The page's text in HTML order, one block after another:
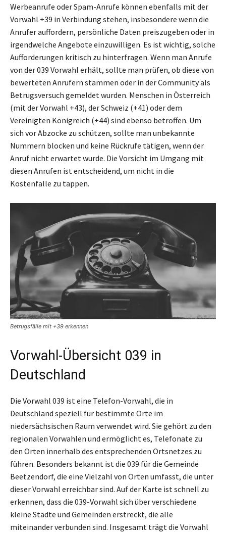
Werbeanrufe oder Spam-Anrufe können ebenfalls mit der
Vorwahl +39 in Verbindung stehen, insbesondere wenn die
Anrufer auffordern, persönliche Daten preiszugeben oder in
irgendwelche Angebote einzuwilligen. Es ist wichtig, solche
Aufforderungen kritisch zu hinterfragen. Wenn man Anrufe
von der 039 Vorwahl erhält, sollte man prüfen, ob diese von
bewerteten Anrufern stammen oder in der Community als
Betrugsversuch gemeldet wurden. Menschen in Österreich
(mit der Vorwahl +43), der Schweiz (+41) oder dem
Vereinigten Königreich (+44) sind ebenso betroffen. Um
sich vor Abzocke zu schützen, sollte man unbekannte
Nummern blocken und keine Rückrufe tätigen, wenn der
Anruf nicht erwartet wurde. Die Vorsicht im Umgang mit
diesen Anrufen ist entscheidend, um nicht in die
Kostenfalle zu tappen.
Betrugsfälle mit +39 erkennen
Vorwahl-Übersicht 039 in
Deutschland
Die Vorwahl 039 ist eine Telefon-Vorwahl, die in
Deutschland speziell für bestimmte Orte im
niedersächsischen Raum verwendet wird. Sie gehört zu den
regionalen Vorwahlen und ermöglicht es, Telefonate zu
den Orten innerhalb des entsprechenden Ortsnetzes zu
führen. Besonders bekannt ist die 039 für die Gemeinde
Beetzendorf, die eine Vielzahl von Orten umfasst, die unter
dieser Vorwahl erreichbar sind. Auf der Karte ist schnell zu
erkennen, dass die 039-Vorwahl sich über verschiedene
kleine Städte und Gemeinden erstreckt, die alle
miteinander verbunden sind. Insgesamt trägt die Vorwahl